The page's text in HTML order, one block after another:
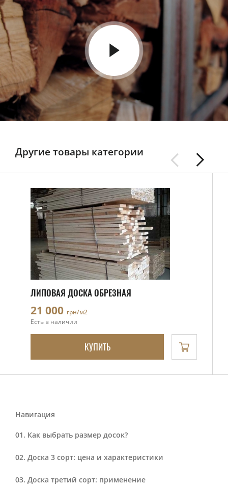
Навигация
Как выбрать размер досок?
Доска 3 сорт: цена и характеристики
Доска третий сорт: применение
Другие товары категории
ЛИПОВАЯ ДОСКА ОБРЕЗНАЯ
21 000 грн/м2
Есть в наличии
КУПИТЬ